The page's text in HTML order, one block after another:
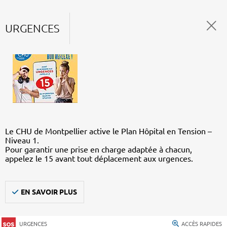
URGENCES
Le CHU de Montpellier active le Plan Hôpital en Tension –
Niveau 1.
Pour garantir une prise en charge adaptée à chacun,
appelez le 15 avant tout déplacement aux urgences.
EN SAVOIR PLUS
URGENCES ACCÈS RAPIDES